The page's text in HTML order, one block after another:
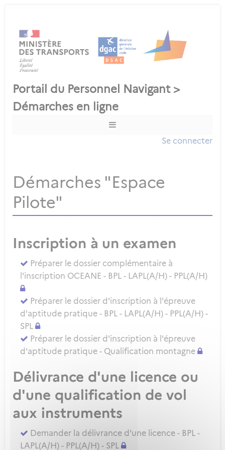
Se connecter
Démarches "Espace
Pilote"
Inscription à un examen
Préparer le dossier complémentaire à
l'inscription OCEANE - BPL - LAPL(A/H) - PPL(A/H)
Préparer le dossier d'inscription à l'épreuve
d'aptitude pratique - BPL - LAPL(A/H) - PPL(A/H) -
SPL
Préparer le dossier d'inscription à l'épreuve
d'aptitude pratique - Qualification montagne
Délivrance d'une licence ou
d'une qualification de vol
aux instruments
Demander la délivrance d'une licence - BPL -
LAPL(A/H) - PPL(A/H) - SPL